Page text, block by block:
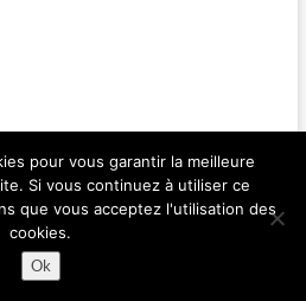
BERGER | 2018 © Copyright All right
pour vous garantir la meilleure
Si vous continuez à utiliser ce
que vous acceptez l'utilisation des
cookies.
Ok